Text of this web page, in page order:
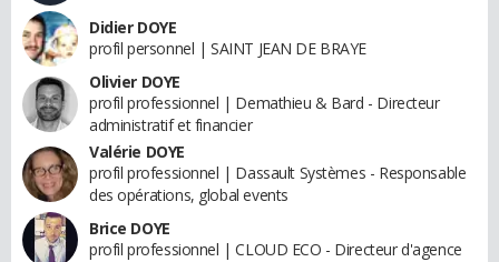
Didier DOYE
profil personnel | SAINT JEAN DE BRAYE
Olivier DOYE
profil professionnel | Demathieu & Bard - Directeur
administratif et financier
Valérie DOYE
profil professionnel | Dassault Systèmes - Responsable
des opérations, global events
Brice DOYE
profil professionnel | CLOUD ECO - Directeur d'agence